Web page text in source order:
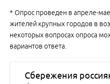
* Опрос проведен в апреле-
жителей крупных городов в
некоторых вопросах опроса
вариантов ответа.
Сбережения